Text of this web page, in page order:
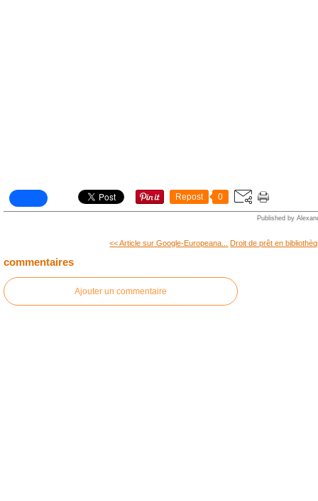
Repost 0
Published by
<< Article sur Google-Europeana... Droit de prêt en
commentaires
Ajouter un commentaire